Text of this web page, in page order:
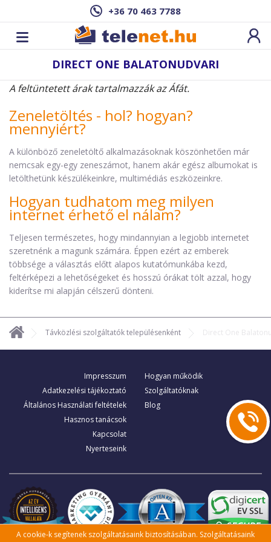
+36 70 463 7788
DIRECT ONE BALATONUDVARI
A feltüntetett árak tartalmazzák az Áfát.
Zeneletöltés - hol? hogyan?
mennyiért?
A különböző zeneletöltő alkalmazásoknak köszönhetően már
nemcsak egy-egy zeneszámot, hanem akár egész albumokat is
letölthetünk készülékeinkre, multimédiás eszközeinkre.
Hogyan tudhatom meg milyen
internet érhető el nálam?
Teljesen természetes, hogy mindannyian a legjobb internetet
szeretnénk a magunk számára. Éppen ezért az emberek
többsége a választás előtt alapos kutatómunkába kezd,
feltérképezi a lehetőségeket és hosszú órákat tölt azzal, hogy
kiderítse mi alapján célszerű dönteni.
Távközlési szolgáltatók településenként Direct One
Impresszum
Adatkezelési tájékoztató
Általános Használati feltételek
Hasznos tanácsok
Kapcsolat
Nyerteseink
Hogyan működik
Szolgáltatóknak
Blog
A cookie-k segítenek szolgáltatásaink biztosításában. Szolgáltatásaink